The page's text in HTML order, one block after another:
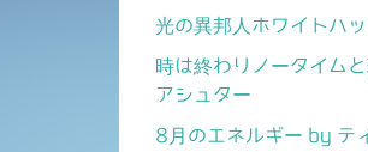
光の異邦人ホワイトハ
時は終わりノータイム
アシュター
8月のエネルギー by テ